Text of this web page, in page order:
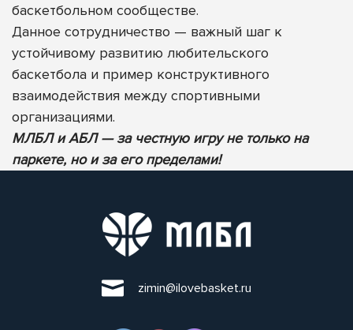
баскетбольном сообществе.
Данное сотрудничество — важный шаг к
устойчивому развитию любительского
баскетбола и пример конструктивного
взаимодействия между спортивными
организациями.
МЛБЛ и АБЛ — за честную игру не только на
паркете, но и за его пределами!
zimin@ilovebasket.ru